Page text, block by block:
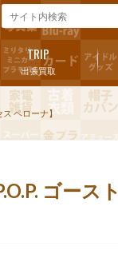
出張買取
TRIP
ペローナ】
ゴースト